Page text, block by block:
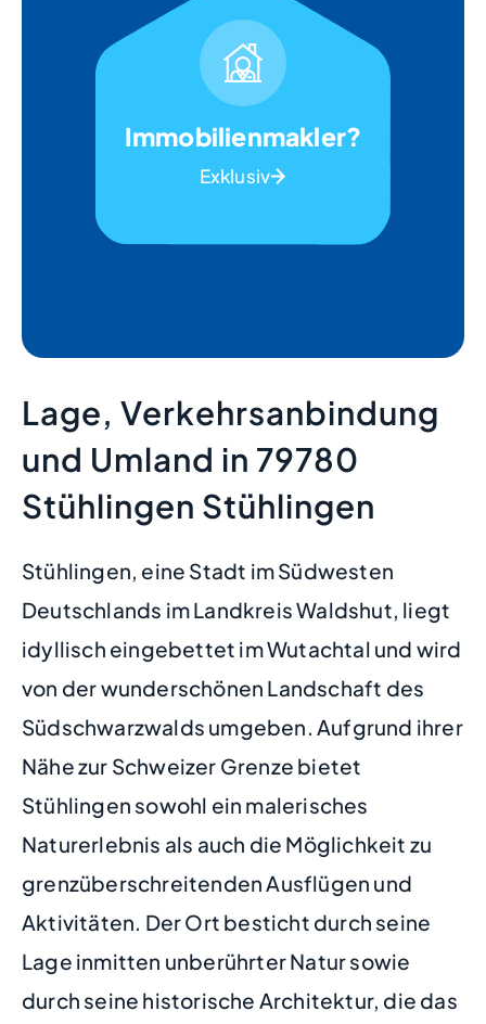
Immobilienmakler?
Exklusiv
Lage, Verkehrsanbindung
und Umland in 79780
Stühlingen Stühlingen
Stühlingen, eine Stadt im Südwesten
Deutschlands im Landkreis Waldshut, liegt
idyllisch eingebettet im Wutachtal und wird
von der wunderschönen Landschaft des
Südschwarzwalds umgeben. Aufgrund ihrer
Nähe zur Schweizer Grenze bietet
Stühlingen sowohl ein malerisches
Naturerlebnis als auch die Möglichkeit zu
grenzüberschreitenden Ausflügen und
Aktivitäten. Der Ort besticht durch seine
Lage inmitten unberührter Natur sowie
durch seine historische Architektur, die das